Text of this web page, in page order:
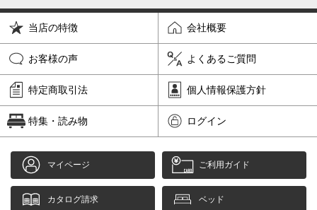
当店の特徴 会社概要
お客様の声 よくあるご質問
特定商取引法 個人情報保護方針
特集・読み物 ログイン
マイページ ご利用ガイド
カタログ請求 ベッド